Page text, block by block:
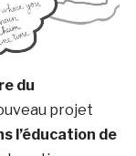
du
projet
l’éducation de